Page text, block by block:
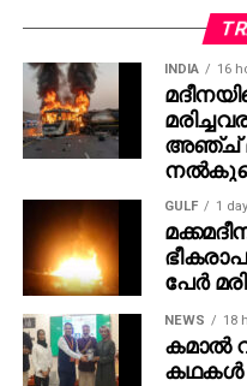
താന്‍ ഇതുവരെ ഇന്ത്യ
നേപ്പാളില്‍
ഇന്ത്യയോട്
കൂട്ടിച്ചേര്‍ത്തു.
രാജമൗലിയുടെ മുമ്പത്തെ
ബാഹുബലി 1, 2
ചരിത്രം രചിച്ചതാണ്.
ലോകമൊട്ടാകെ ഇന്ത്യന്‍
ഉയര്‍ത്തിയ ചിത്രമായി
സ്റ്റീഫന്‍ സ്പില്‍ബെര്‍ഗ്,
തുടങ്ങിയ ഹോളിവുഡ്
പുകഴ്ത്തിയിരുന്നു.
INDIA 16
അഞ്ച്
GULF 1
പേര്‍
NEWS 18
കമാൽ
കഥകൾ